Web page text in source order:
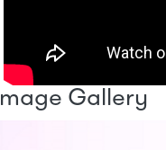
Image Gallery